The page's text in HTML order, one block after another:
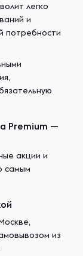
легко
и
потребности
Premium —
акции и
самым
из